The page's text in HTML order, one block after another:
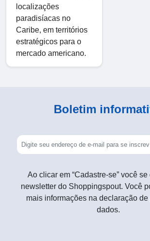
localizações
paradisíacas no
Caribe, em territórios
estratégicos para o
mercado americano.
Boletim
Ao clicar em “Cadastre-se” você
newsletter do Shoppingspout. Você
mais informações na declaração
dados.